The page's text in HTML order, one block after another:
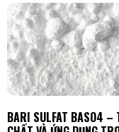
BARI SULFAT BASO4 –